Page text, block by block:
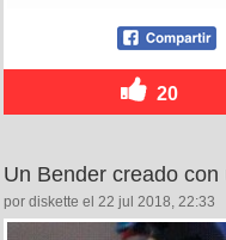
20
Un Bender creado
por diskette el 22 jul 2018, 22:33